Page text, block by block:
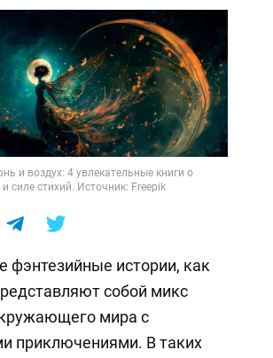
и воздух: 4 увлекательные книги о
силе стихий. Источник: Freepik
фэнтезийные истории, как
собой микс
мира с
приключениями. В таких